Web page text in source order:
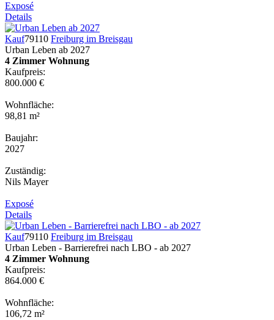
Exposé
Details
Kauf79110 Freiburg im Breisgau
Urban Leben ab 2027
4 Zimmer Wohnung
Kaufpreis:
800.000 €
Wohnfläche:
98,81 m²
Baujahr:
2027
Zuständig:
Nils Mayer
Exposé
Details
Kauf79110 Freiburg im Breisgau
Urban Leben - Barrierefrei nach LBO - ab 2027
4 Zimmer Wohnung
Kaufpreis:
864.000 €
Wohnfläche:
106,72 m²